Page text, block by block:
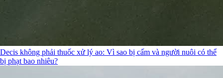
Decis không phải thuốc xử lý ao: Vì sao bị cấm và người nuôi có thể
bị phạt bao nhiêu?